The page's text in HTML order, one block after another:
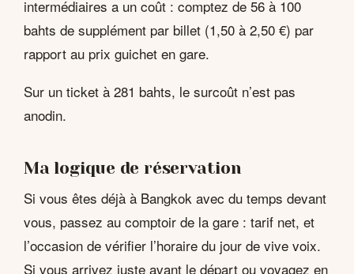
intermédiaires a un coût : comptez de 56 à 100
bahts de supplément par billet (1,50 à 2,50 €) par
rapport au prix guichet en gare.
Sur un ticket à 281 bahts, le surcoût n’est pas
anodin.
Ma logique de réservation
Si vous êtes déjà à Bangkok avec du temps devant
vous, passez au comptoir de la gare : tarif net, et
l’occasion de vérifier l’horaire du jour de vive voix.
Si vous arrivez juste avant le départ ou voyagez en